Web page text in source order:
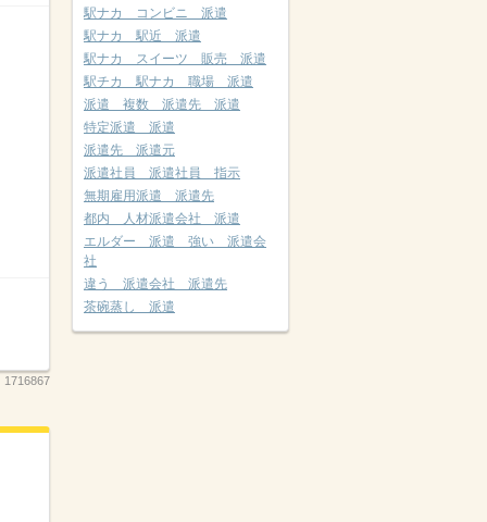
1716867
駅ナカ コンビニ 派遣
駅ナカ 駅近 派遣
駅ナカ スイーツ 販売 派遣
駅チカ 駅ナカ 職場 派遣
派遣 複数 派遣先 派遣
特定派遣 派遣
派遣先 派遣元
派遣社員 派遣社員 指示
無期雇用派遣 派遣先
都内 人材派遣会社 派遣
エルダー 派遣 強い 派遣会
社
違う 派遣会社 派遣先
茶碗蒸し 派遣